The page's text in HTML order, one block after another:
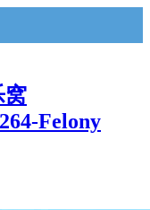
窝
Felony